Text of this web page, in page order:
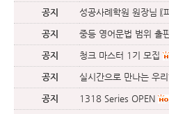
공지 성공사례학원 원장님 〖
공지 중등 영어문법 범위 출
공지 청크 마스터 1기 모집
공지 실시간으로 만나는 우
공지 1318 Series OPEN